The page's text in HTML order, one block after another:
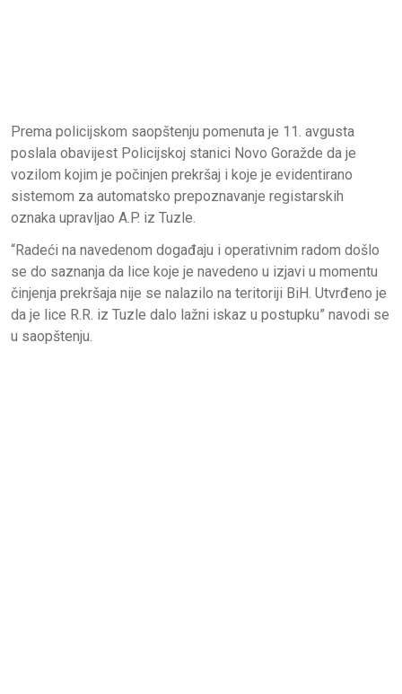
Prema policijskom saopštenju pomenuta je 11. avgusta
poslala obavijest Policijskoj stanici Novo Goražde da je
vozilom kojim je počinjen prekršaj i koje je evidentirano
sistemom za automatsko prepoznavanje registarskih
oznaka upravljao A.P. iz Tuzle.
“Radeći na navedenom događaju i operativnim radom došlo
se do saznanja da lice koje je navedeno u izjavi u momentu
činjenja prekršaja nije se nalazilo na teritoriji BiH. Utvrđeno je
da je lice R.R. iz Tuzle dalo lažni iskaz u postupku” navodi se
u saopštenju.